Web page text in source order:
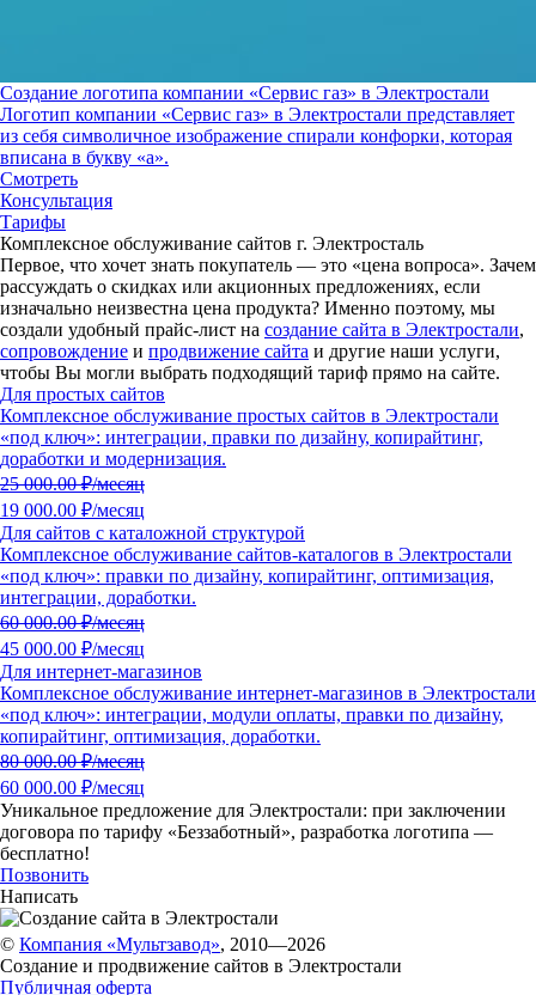
Создание логотипа компании «Сервис газ» в Электростали
Логотип компании «Сервис газ» в Электростали представляет
из себя символичное изображение спирали конфорки, которая
вписана в букву «а».
Смотреть
Консультация
Тарифы
Комплексное обслуживание сайтов г. Электросталь
Первое, что хочет знать покупатель — это «цена вопроса». Зачем
рассуждать о скидках или акционных предложениях, если
изначально неизвестна цена продукта? Именно поэтому, мы
создали удобный прайс-лист на создание сайта в Электростали,
сопровождение и продвижение сайта и другие наши услуги,
чтобы Вы могли выбрать подходящий тариф прямо на сайте.
Для простых сайтов
Комплексное обслуживание простых сайтов в Электростали
«под ключ»: интеграции, правки по дизайну, копирайтинг,
доработки и модернизация.
25 000.00₽/месяц
19 000.00 ₽/месяц
Для сайтов с каталожной структурой
Комплексное обслуживание сайтов-каталогов в Электростали
«под ключ»: правки по дизайну, копирайтинг, оптимизация,
интеграции, доработки.
60 000.00₽/месяц
45 000.00 ₽/месяц
Для интернет-магазинов
Комплексное обслуживание интернет-магазинов в Электростали
«под ключ»: интеграции, модули оплаты, правки по дизайну,
копирайтинг, оптимизация, доработки.
80 000.00₽/месяц
60 000.00 ₽/месяц
Уникальное предложение для Электростали: при заключении
договора по тарифу «Беззаботный», разработка логотипа —
бесплатно!
Позвонить
Написать
© Компания «Мультзавод», 2010—2026
Создание и продвижение сайтов в Электростали
Публичная оферта